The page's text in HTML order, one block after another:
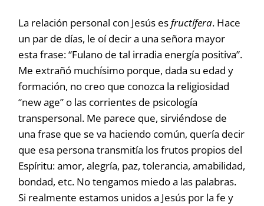
La relación personal con Jesús esfructífera. Hace
un par de días, le oí decir a una señora mayor
esta frase: “Fulano de tal irradia energía positiva”.
Me extrañó muchísimo porque, dada su edad y
formación, no creo que conozca la religiosidad
“new age” o las corrientes de psicología
transpersonal. Me parece que, sirviéndose de
una frase que se va haciendo común, quería decir
que esa persona transmitía los frutos propios del
Espíritu: amor, alegría, paz, tolerancia, amabilidad,
bondad, etc. No tengamos miedo a las palabras.
Si realmente estamos unidos a Jesús por la fe y